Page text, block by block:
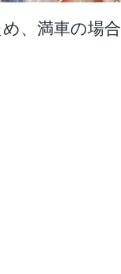
、満車の場